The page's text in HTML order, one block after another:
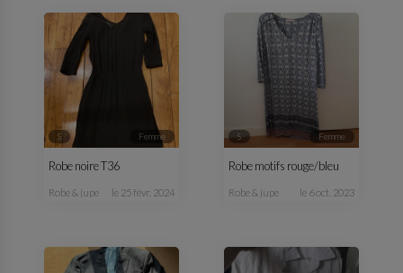
S femme
Robe noire T36
robe & jupe le 25 févr. 2024
S femme
Robe motifs rouge/bleu
robe & jupe le 6 oct. 2023